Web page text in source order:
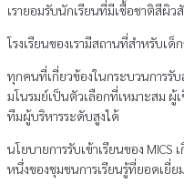
เรายอมรับนักเรียนที่มีเชื้อชาติสีผิ
โรงเรียนของเรามีสถานที่สําหรับเ
ทุกคนที่เกี่ยวข้องในกระบวนการรั
มโนรมย์เป็นตัวเลือกที่เหมาะสม ผู้
ทีมผู้บริหารระดับสูงได้
นโยบายการรับเข้าเรียนของ
หนึ่งของชุมชนการเรียนรู้ที่ยอดเยี่ย